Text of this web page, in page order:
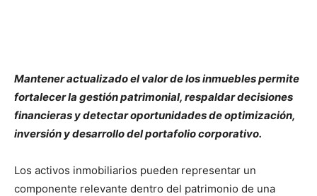
Mantener actualizado el valor de los inmuebles permite
fortalecer la gestión patrimonial, respaldar decisiones
financieras y detectar oportunidades de optimización,
inversión y desarrollo del portafolio corporativo.
Los activos inmobiliarios pueden representar un
componente relevante dentro del patrimonio de una